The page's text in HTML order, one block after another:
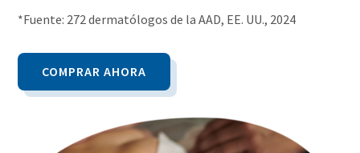
*Fuente: 272 dermatólogos de la AAD, EE. UU., 2024
COMPRAR AHORA